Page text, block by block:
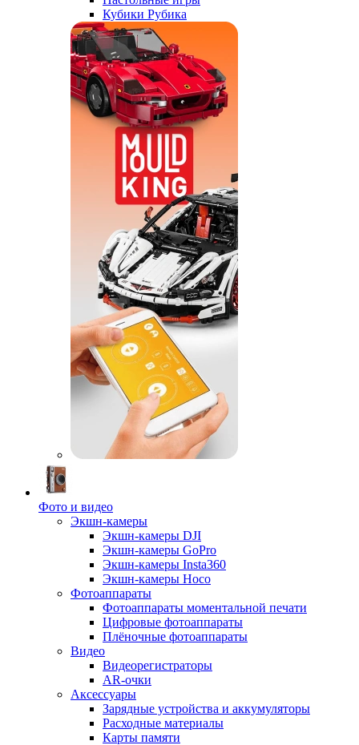
Кубики Рубика
Фото и видео
Экшн-камеры
Экшн-камеры DJI
Экшн-камеры GoPro
Экшн-камеры Insta360
Экшн-камеры Hoco
Фотоаппараты
Фотоаппараты моментальной печати
Цифровые фотоаппараты
Плёночные фотоаппараты
Видео
Видеорегистраторы
AR-очки
Аксессуары
Зарядные устройства и аккумуляторы
Расходные материалы
Карты памяти